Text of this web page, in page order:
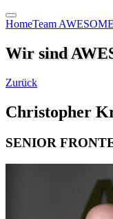
HomeTeam
Wir sind
Zurück
Christopher
SENIOR